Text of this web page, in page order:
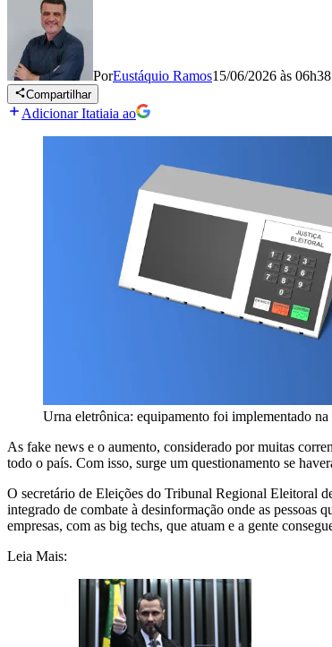
PorEustáquio Ramos15/06/2026 às 06h38
Compartilhar
Adicionar Itatiaia ao
Urna eletrônica: equipamento foi implementado
As fake news e o aumento, considerado por muitas
todo o país. Com isso, surge um questionamento se
O secretário de Eleições do Tribunal Regional Eleitoral
integrado de combate à desinformação onde as
empresas, com as big techs, que atuam e a gente
Leia Mais: